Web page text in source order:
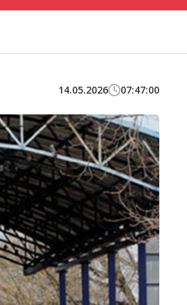
14.05.2026 07:47:00